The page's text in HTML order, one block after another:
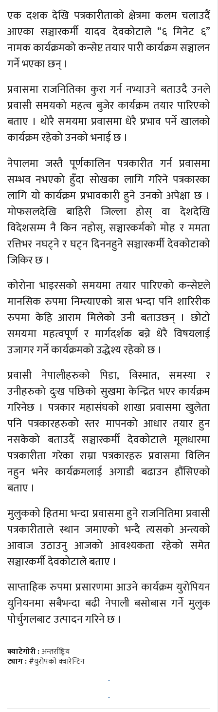
एक दशक देखि पत्रकारीताको क्षेत्रमा कलम चलाउदैं
आएका सञ्चारकर्मी यादव देवकोटाले “६ मिनेट ६”
नामक कार्यक्रमको कन्सेप्ट तयार पारी कार्यक्रम सञ्चालन
गर्ने भएका छन् ।
प्रवासमा राजनितिका कुरा गर्न नभ्याउने बताउदै उनले
प्रवासी समयको महत्व बुजेर कार्यक्रम तयार पारिएको
बताए । थोरै समयमा प्रवासमा धेरै प्रभाव पर्ने खालको
कार्यक्रम रहेको उनको भनाई छ ।
नेपालमा जस्तै पूर्णकालिन पत्रकारीत गर्न प्रवासमा
सम्भव नभएको हुँदा सोखका लागि गरिने पत्रकारका
लागि यो कार्यक्रम प्रभावकारी हुने उनको अपेक्षा छ ।
मोफसलदेखि बाहिरी जिल्ला होस् वा देशदेखि
विदेशसम्म नै किन नहोस्, सञ्चारकर्मको मोह र ममता
रत्तिभर नघट्ने र घट्न दिननहुने सञ्चारकर्मी देवकोटाको
जिकिर छ ।
कोरोना भाइरसको समयमा तयार पारिएको कन्सेप्टले
मानसिक रुपमा निम्त्याएको त्रास भन्दा पनि शारिरीक
रुपमा केहि आराम मिलेको उनी बताउछन् । छोटो
समयमा महत्वपूर्ण र मार्गदर्शक बन्ने धेरै विषयलाई
उजागर गर्ने कार्यक्रमको उद्धेश्य रहेको छ ।
प्रवासी नेपालीहरुको पिडा, विस्मात, समस्या र
उनीहरुको दुःख पछिको सुखमा केन्द्रित भएर कार्यक्रम
गरिनेछ । पत्रकार महासंघको शाखा प्रवासमा खुलेता
पनि पत्रकारहरुको स्तर मापनको आधार तयार हुन
नसकेको बताउदैं सञ्चारकर्मी देवकोटाले मूलधारमा
पत्रकारीता गरेका राम्रा पत्रकारहरु प्रवासमा विलिन
नहुन भनेर कार्यक्रमलाई अगाडी बढाउन हौंसिएको
बताए ।
मुलुकको हितमा भन्दा प्रवासमा हुने राजनितिमा प्रवासी
पत्रकारीताले स्थान जमाएको भन्दै त्यसको अन्त्यको
आवाज उठाउनु आजको आवश्यकता रहेको समेत
सञ्चारकर्मी देवकोटाले बताए ।
साप्ताहिक रुपमा प्रसारणमा आउने कार्यक्रम युरोपियन
युनियनमा सबैभन्दा बढी नेपाली बसोबास गर्ने मुलुक
पोर्चुगलबाट उत्पादन गरिने छ ।
क्याटेगोरी :अन्तर्राष्ट्रिय
ट्याग :#युरोपको क्वारेन्टिन